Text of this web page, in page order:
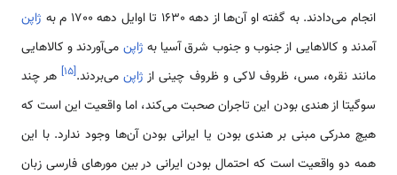
انجام می‌دادند. به گفته او آن‌ها از دهه 1630 تا اوایل دهه 1700 م به
ژاپن
آمدند و کالاهایی از جنوب و جنوب شرق آسیا به ژاپن می‌آوردند و کالاهایی
مانند نقره، مس، ظروف لاکی و ظروف چینی از ژاپنمی‌بردند.[۱۵]هر چند
سوگیتا از هندی بودن این تاجران صحبت می‌کند، اما واقعیت این است که
هیچ مدرکی مبنی بر هندی بودن یا ایرانی بودن آن‌ها وجود ندارد. با این
همه دو واقعیت است که احتمال بودن ایرانی در بین مورهای فارسی زبان